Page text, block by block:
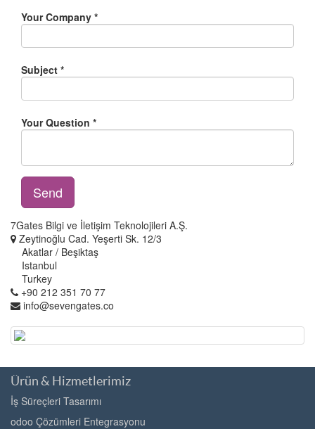
Your Company
Subject
Your Question
Send
7Gates Bilgi ve İletişim Teknolojileri A.Ş.
Zeytinoğlu Cad. Yeşerti Sk. 12/3
Akatlar / Beşiktaş
Istanbul
Turkey
+90 212 351 70 77
info@sevengates.co
Ürün & Hizmetlerimiz
İş Süreçleri Tasarımı
odoo Çözümleri Entegrasyonu